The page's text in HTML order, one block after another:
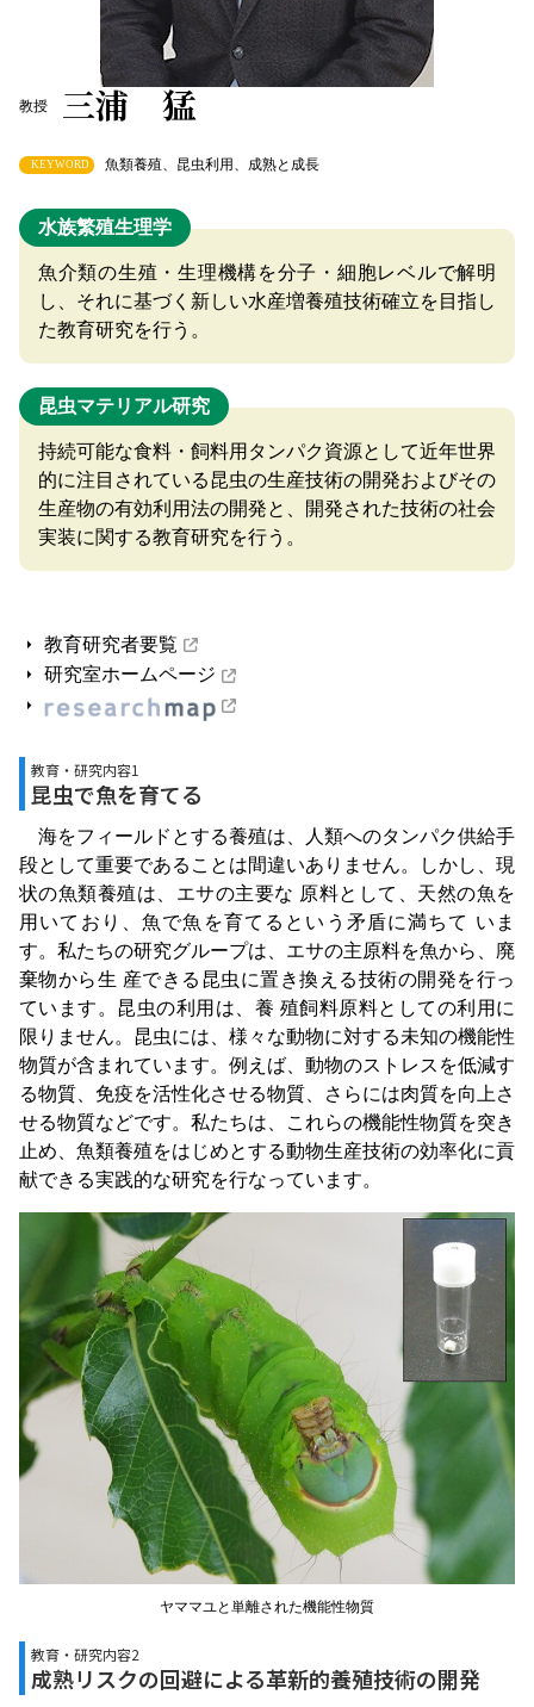
教授 三浦 猛
KEYWORD 魚類養殖、昆虫利用、成熟と成長
水族繁殖生理学
魚介類の生殖・生理機構を分子・細胞レベルで解明
し、それに基づく新しい水産増養殖技術確立を目指し
た教育研究を行う。
昆虫マテリアル研究
持続可能な食料・飼料用タンパク資源として近年世界
的に注目されている昆虫の生産技術の開発およびその
生産物の有効利用法の開発と、開発された技術の社会
実装に関する教育研究を行う。
教育研究者要覧
研究室ホームページ
教育・研究内容1
昆虫で魚を育てる
海をフィールドとする養殖は、人類へのタンパク供給手
段として重要であることは間違いありません。しかし、現
状の魚類養殖は、エサの主要な 原料として、天然の魚を
用いており、魚で魚を育てるという矛盾に満ちて いま
す。私たちの研究グループは、エサの主原料を魚から、廃
棄物から生 産できる昆虫に置き換える技術の開発を行っ
ています。昆虫の利用は、養 殖飼料原料としての利用に
限りません。昆虫には、様々な動物に対する未知の機能性
物質が含まれています。例えば、動物のストレスを低減す
る物質、免疫を活性化させる物質、さらには肉質を向上さ
せる物質などです。私たちは、これらの機能性物質を突き
止め、魚類養殖をはじめとする動物生産技術の効率化に貢
献できる実践的な研究を行なっています。
ヤママユと単離された機能性物質
教育・研究内容2
成熟リスクの回避による革新的養殖技術の開発